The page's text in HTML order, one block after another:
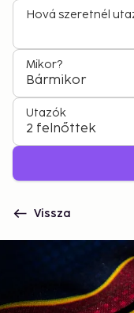
Hová szeretnél
Mikor?
Bármikor
Utazók
2 felnőttek
Vissza